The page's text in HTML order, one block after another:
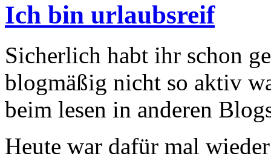
Ich bin urlaubsreif
Sicherlich habt ihr schon
blogmäßig nicht so aktiv
beim lesen in anderen
Heute war dafür mal